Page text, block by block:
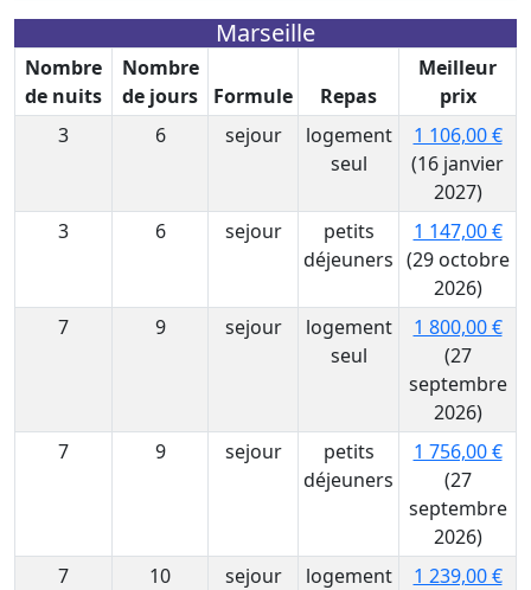
Marseille
Nombre
de nuits
Nombre
de jours
Formule Repas
Meilleur
prix
3
6 sejour
logement
seul
1 106,00 €
(16 janvier
2027)
3
6 sejour
petits
déjeuners
1 147,00 €
(29 octobre
2026)
7
9 sejour
logement
seul
1 800,00 €
(27
septembre
2026)
7
9 sejour
petits
déjeuners
1 756,00 €
(27
septembre
2026)
7
10 sejour
logement
1 239,00 €